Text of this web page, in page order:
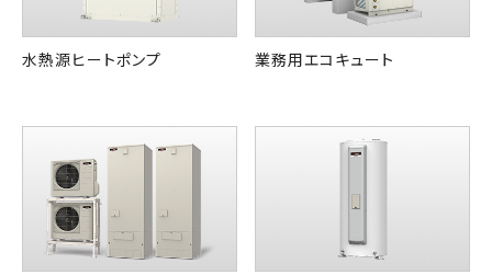
水熱源ヒートポンプ 業務用エコキュート